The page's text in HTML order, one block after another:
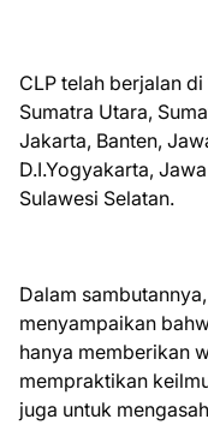
CLP telah berjalan
Sumatra Utara,
Jakarta, Banten,
D.I.Yogyakarta,
Sulawesi Selatan.
Dalam
menyampaikan
hanya memberikan
mempraktikan
juga untuk